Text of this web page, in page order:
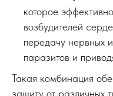
которое
возбудителей
передачу нервных
паразитов и
Такая комбинация